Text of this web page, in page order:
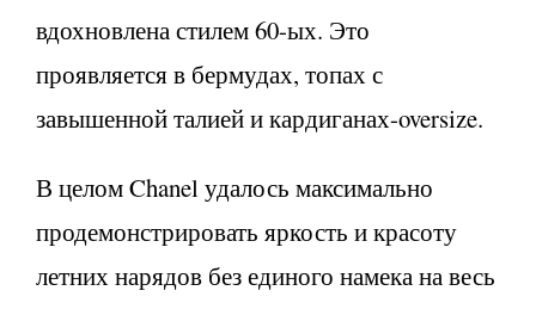
вдохновлена стилем 60-ых. Это
проявляется в бермудах, топах с
завышенной талией и кардиганах-oversize.
В целом Chanel удалось максимально
продемонстрировать яркость и красоту
летних нарядов без единого намека на весь